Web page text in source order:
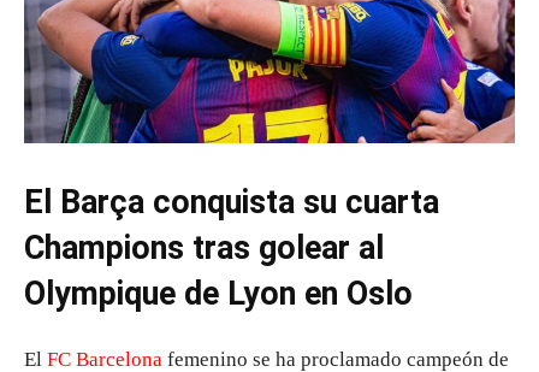
El Barça conquista su cuarta
Champions tras golear al
Olympique de Lyon en Oslo
El FC Barcelona femenino se ha proclamado campeón de